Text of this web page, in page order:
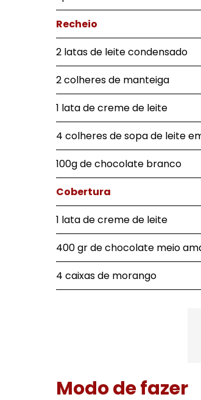
Recheio
2 latas de leite condensado
2 colheres de manteiga
1 lata de creme de leite
4 colheres de sopa de leite
100g de chocolate branco
Cobertura
1 lata de creme de leite
400 gr de chocolate meio
4 caixas de morango
Modo de fazer